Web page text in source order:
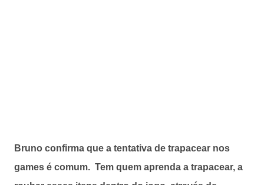
Bruno confirma que a tentativa de trapacear nos
games é comum. Tem quem aprenda a trapacear, a